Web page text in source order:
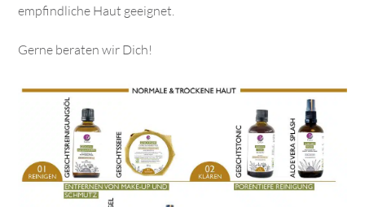
empfindliche Haut geeignet.
Gerne beraten wir Dich!